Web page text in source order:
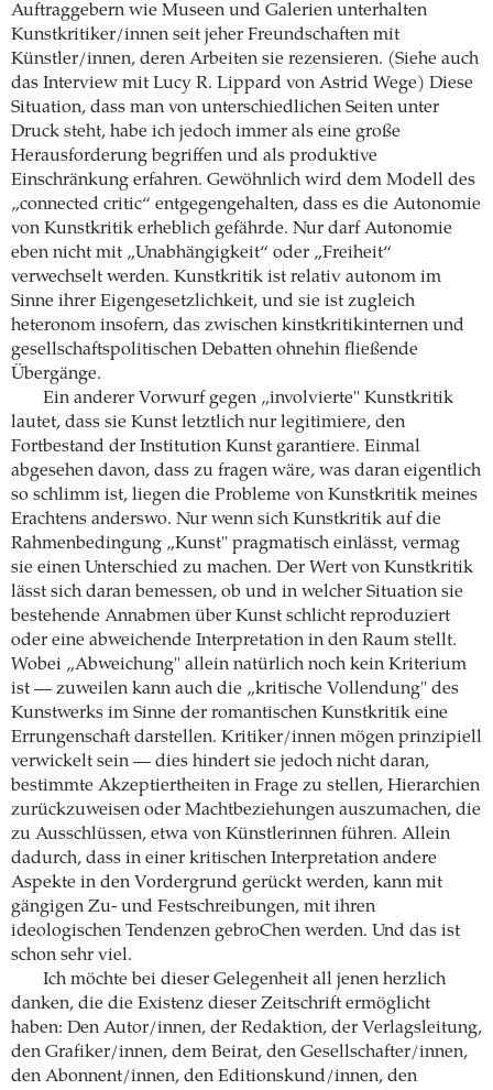
Auftraggebern wie Museen und Galerien unterhalten
Kunstkritiker/innen seit jeher Freundschaften mit
Künstler/innen, deren Arbeiten sie rezensieren. (Siehe auch
das Interview mit Lucy R. Lippard von Astrid Wege) Diese
Situation, dass man von unterschiedlichen Seiten unter
Druck steht, habe ich jedoch immer als eine große
Herausforderung begriffen und als produktive
Einschränkung erfahren. Gewöhnlich wird dem Modell des
„connected critic“ entgegengehalten, dass es die Autonomie
von Kunstkritik erheblich gefährde. Nur darf Autonomie
eben nicht mit „Unabhängigkeit“ oder „Freiheit“
verwechselt werden. Kunstkritik ist relativ autonom im
Sinne ihrer Eigengesetzlichkeit, und sie ist zugleich
heteronom insofern, das zwischen kinstkritikinternen und
gesellschaftspolitischen Debatten ohnehin fließende
Übergänge.
Ein anderer Vorwurf gegen „involvierte" Kunstkritik
lautet, dass sie Kunst letztlich nur legitimiere, den
Fortbestand der Institution Kunst garantiere. Einmal
abgesehen davon, dass zu fragen wäre, was daran eigentlich
so schlimm ist, liegen die Probleme von Kunstkritik meines
Erachtens anderswo. Nur wenn sich Kunstkritik auf die
Rahmenbedingung „Kunst" pragmatisch einlässt, vermag
sie einen Unterschied zu machen. Der Wert von Kunstkritik
lässt sich daran bemessen, ob und in welcher Situation sie
bestehende Annabmen über Kunst schlicht reproduziert
oder eine abweichende Interpretation in den Raum stellt.
Wobei „Abweichung" allein natürlich noch kein Kriterium
ist — zuweilen kann auch die „kritische Vollendung" des
Kunstwerks im Sinne der romantischen Kunstkritik eine
Errungenschaft darstellen. Kritiker/innen mögen prinzipiell
verwickelt sein — dies hindert sie jedoch nicht daran,
bestimmte Akzeptiertheiten in Frage zu stellen, Hierarchien
zurückzuweisen oder Machtbeziehungen auszumachen, die
zu Ausschlüssen, etwa von Künstlerinnen führen. Allein
dadurch, dass in einer kritischen Interpretation andere
Aspekte in den Vordergrund gerückt werden, kann mit
gängigen Zu- und Festschreibungen, mit ihren
ideologischen Tendenzen gebroChen werden. Und das ist
schon sehr viel.
Ich möchte bei dieser Gelegenheit all jenen herzlich
danken, die die Existenz dieser Zeitschrift ermöglicht
haben: Den Autor/innen, der Redaktion, der Verlagsleitung,
den Grafiker/innen, dem Beirat, den Gesellschafter/innen,
den Abonnent/innen, den Editionskund/innen, den